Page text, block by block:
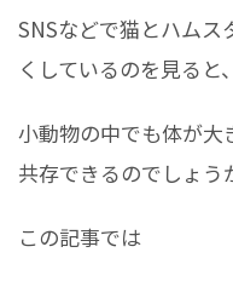
SNSなどで猫とハムス
くしているのを見ると
小動物の中でも体が大
共存できるのでしょう
この記事では